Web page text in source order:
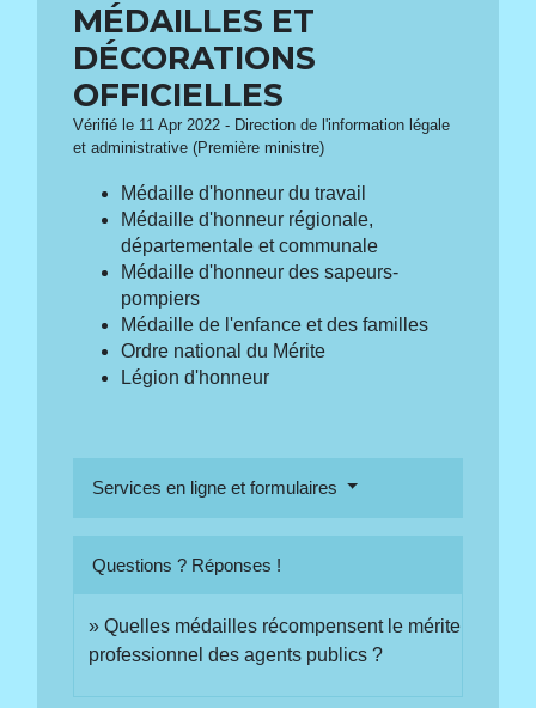
MÉDAILLES ET
DÉCORATIONS
OFFICIELLES
Vérifié le 11 Apr 2022 - Direction de l'information légale
et administrative (Première ministre)
Médaille d'honneur du travail
Médaille d'honneur régionale,
départementale et communale
Médaille d'honneur des sapeurs-
pompiers
Médaille de l'enfance et des familles
Ordre national du Mérite
Légion d'honneur
Services en ligne et formulaires
Questions ? Réponses !
Quelles médailles récompensent le mérite
professionnel des agents publics ?